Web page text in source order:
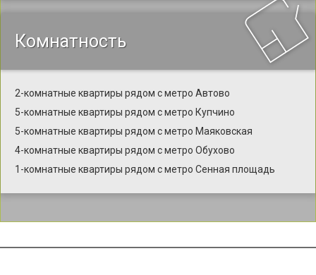
Комнатность
2-комнатные квартиры рядом с метро Автово
5-комнатные квартиры рядом с метро Купчино
5-комнатные квартиры рядом с метро Маяковская
4-комнатные квартиры рядом с метро Обухово
1-комнатные квартиры рядом с метро Сенная площадь